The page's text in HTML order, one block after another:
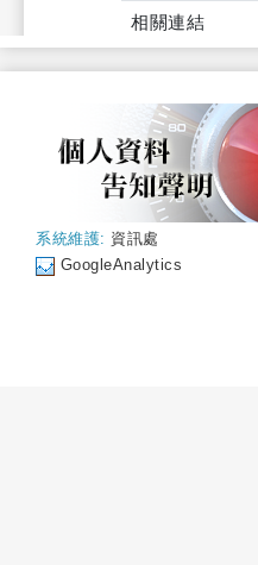
相關連結
系統維護: 資訊處
GoogleAnalytics